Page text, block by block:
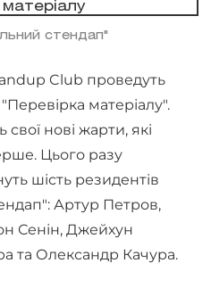
стендап"
Club проведуть
матеріалу".
нові жарти, які
Цього разу
шість резидентів
Артур Петров,
Сенін, Джейхун
та Олександр Качура.